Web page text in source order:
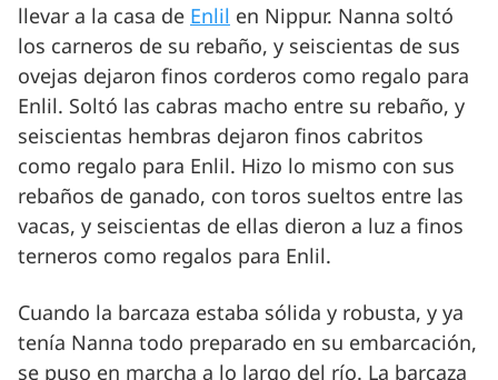
llevar a la casa de Enlil en Nippur. Nanna soltó
los carneros de su rebaño, y seiscientas de sus
ovejas dejaron finos corderos como regalo para
Enlil. Soltó las cabras macho entre su rebaño, y
seiscientas hembras dejaron finos cabritos
como regalo para Enlil. Hizo lo mismo con sus
rebaños de ganado, con toros sueltos entre las
vacas, y seiscientas de ellas dieron a luz a finos
terneros como regalos para Enlil.
Cuando la barcaza estaba sólida y robusta, y ya
tenía Nanna todo preparado en su embarcación,
se puso en marcha a lo largo del río. La barcaza